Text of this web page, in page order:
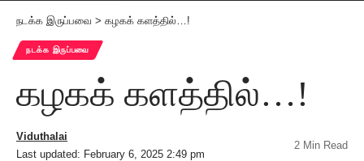
நடக்க இருப்பவை > கழகக் களத்தில்…!
நடக்க இருப்பவை
கழகக் களத்தில்…!
Last updated: February 6, 2025 2:49 pm
Viduthalai
2 Min Read